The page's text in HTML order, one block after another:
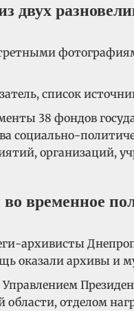
список
38 фондов
социально-
организаций,
временное
архивисты
оказали архивы и
отделом